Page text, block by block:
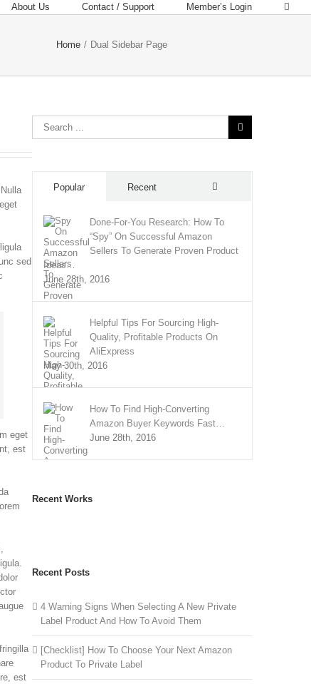
About Us Contact / Support Member’s Login
Home / Dual Sidebar Page
sed
eget
est
est
Popular Recent
Done-For-You Research: How To
“Spy” On Successful Amazon
Sellers To Generate Proven Product
Ideas…
June 28th, 2016
Helpful Tips For Sourcing High-
Quality, Profitable Products On
AliExpress
May 30th, 2016
How To Find High-Converting
Amazon Buyer Keywords Fast…
June 28th, 2016
Recent Works
Recent Posts
4 Warning Signs When Selecting A New Private
Label Product And How To Avoid Them
[Checklist] How To Choose Your Next Amazon
Product To Private Label